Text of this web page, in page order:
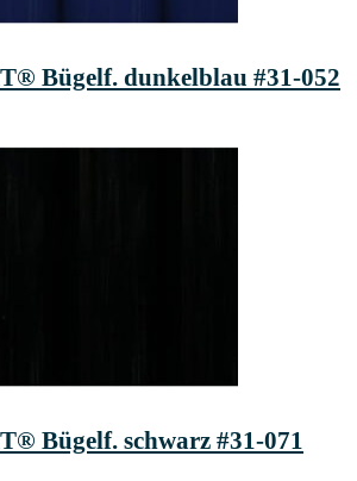
Bügelf. dunkelblau #31-052
Bügelf. schwarz #31-071